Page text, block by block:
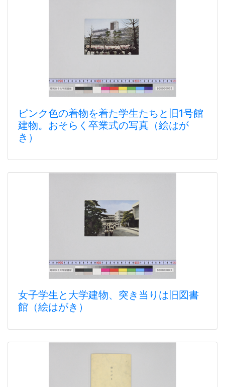
ピンク色の着物を着た学生たちと旧1号館
建物。おそらく卒業式の写真（絵はが
き）
女子学生と大学建物、突き当りは旧図書
館（絵はがき）